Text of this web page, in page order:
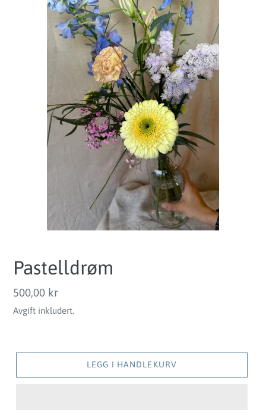
Pastelldrøm
Vanlig
pris
500,00 kr
Avgift inkludert.
LEGG I HANDLEKURV